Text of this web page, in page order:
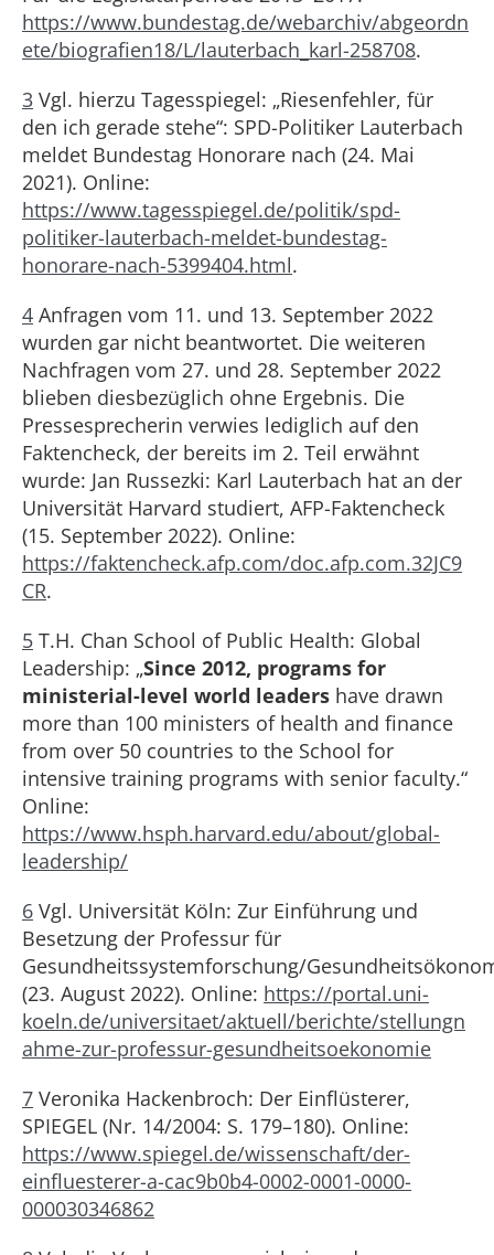
https://www.bundestag.de/webarchiv/abgeordn
ete/biografien18/L/lauterbach_karl-258708.
3 Vgl. hierzu Tagesspiegel: „Riesenfehler, für
den ich gerade stehe“: SPD-Politiker Lauterbach
meldet Bundestag Honorare nach (24. Mai
2021). Online:
https://www.tagesspiegel.de/politik/spd-
politiker-lauterbach-meldet-bundestag-
honorare-nach-5399404.html.
4 Anfragen vom 11. und 13. September 2022
wurden gar nicht beantwortet. Die weiteren
Nachfragen vom 27. und 28. September 2022
blieben diesbezüglich ohne Ergebnis. Die
Pressesprecherin verwies lediglich auf den
Faktencheck, der bereits im 2. Teil erwähnt
wurde: Jan Russezki: Karl Lauterbach hat an der
Universität Harvard studiert, AFP-Faktencheck
(15. September 2022). Online:
https://faktencheck.afp.com/doc.afp.com.32JC9
CR.
5 T.H. Chan School of Public Health: Global
Leadership: „Since 2012, programs for
ministerial-level world leaders have drawn
more than 100 ministers of health and finance
from over 50 countries to the School for
intensive training programs with senior faculty.“
Online:
https://www.hsph.harvard.edu/about/global-
leadership/
6 Vgl. Universität Köln: Zur Einführung und
Besetzung der Professur für
Gesundheitssystemforschung/
(23. August 2022). Online: https://portal.uni-
koeln.de/universitaet/aktuell/berichte/stellungn
ahme-zur-professur-gesundheitsoekonomie
7 Veronika Hackenbroch: Der Einflüsterer,
SPIEGEL (Nr. 14/2004: S. 179–180). Online:
https://www.spiegel.de/wissenschaft/der-
einfluesterer-a-cac9b0b4-0002-0001-0000-
000030346862